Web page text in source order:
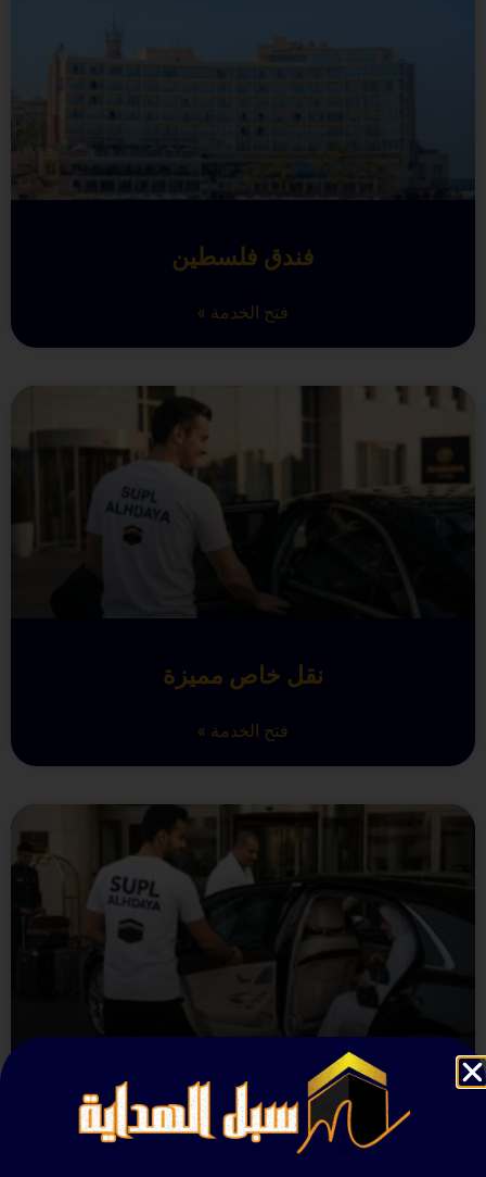
فندق فلسطين
فتح الخدمة »
نقل خاص مميزة
فتح الخدمة »
خدمات النقل الخاص
فتح الخدمة »